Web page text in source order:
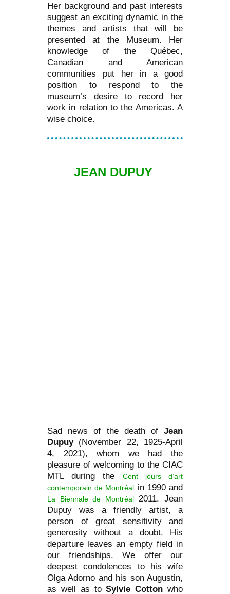
Her background and past interests
suggest an exciting dynamic in the
themes and artists that will be
presented at the Museum. Her
knowledge of the Québec,
Canadian and American
communities put her in a good
position to respond to the
museum’s desire to record her
work in relation to the Americas. A
wise choice.
JEAN DUPUY
Sad news of the death ofJean
Dupuy (November 22, 1925-April
4, 2021), whom we had the
pleasure of welcoming to the CIAC
MTL during the
Cent jours d’art
contemporain de Montréal in 1990 and
La Biennale de Montréal2011. Jean
Dupuy was a friendly artist, a
person of great sensitivity and
generosity without a doubt. His
departure leaves an empty field in
our friendships. We offer our
deepest condolences to his wife
Olga Adorno and his son Augustin,
as well as toSylvie Cotton who